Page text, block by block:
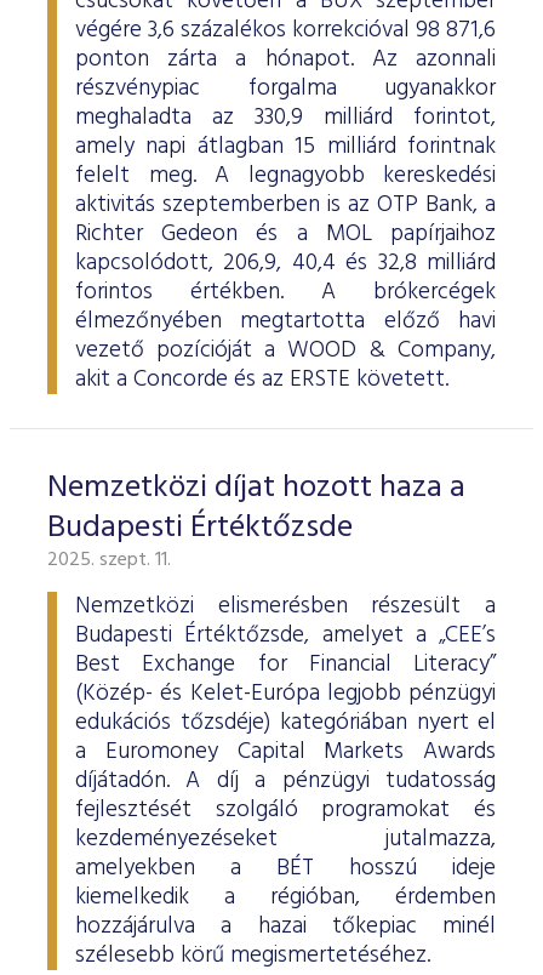
ESG Útmutató
végére 3,6 százalékos korrekcióval 98 871,6
ponton zárta a hónapot. Az azonnali
részvénypiac forgalma ugyanakkor
meghaladta az 330,9 milliárd forintot,
amely napi átlagban 15 milliárd forintnak
felelt meg. A legnagyobb kereskedési
aktivitás szeptemberben is az OTP Bank, a
Richter Gedeon és a MOL papírjaihoz
kapcsolódott, 206,9, 40,4 és 32,8 milliárd
forintos értékben. A brókercégek
élmezőnyében megtartotta előző havi
vezető pozícióját a WOOD & Company,
akit a Concorde és az ERSTE követett.
Nemzetközi díjat hozott haza a
Budapesti Értéktőzsde
2025. szept. 11.
Nemzetközi elismerésben részesült a
Budapesti Értéktőzsde, amelyet a „CEE’s
Best Exchange for Financial Literacy”
(Közép- és Kelet-Európa legjobb pénzügyi
edukációs tőzsdéje) kategóriában nyert el
a Euromoney Capital Markets Awards
díjátadón. A díj a pénzügyi tudatosság
fejlesztését szolgáló programokat és
kezdeményezéseket jutalmazza,
amelyekben a BÉT hosszú ideje
kiemelkedik a régióban, érdemben
hozzájárulva a hazai tőkepiac minél
szélesebb körű megismertetéséhez.